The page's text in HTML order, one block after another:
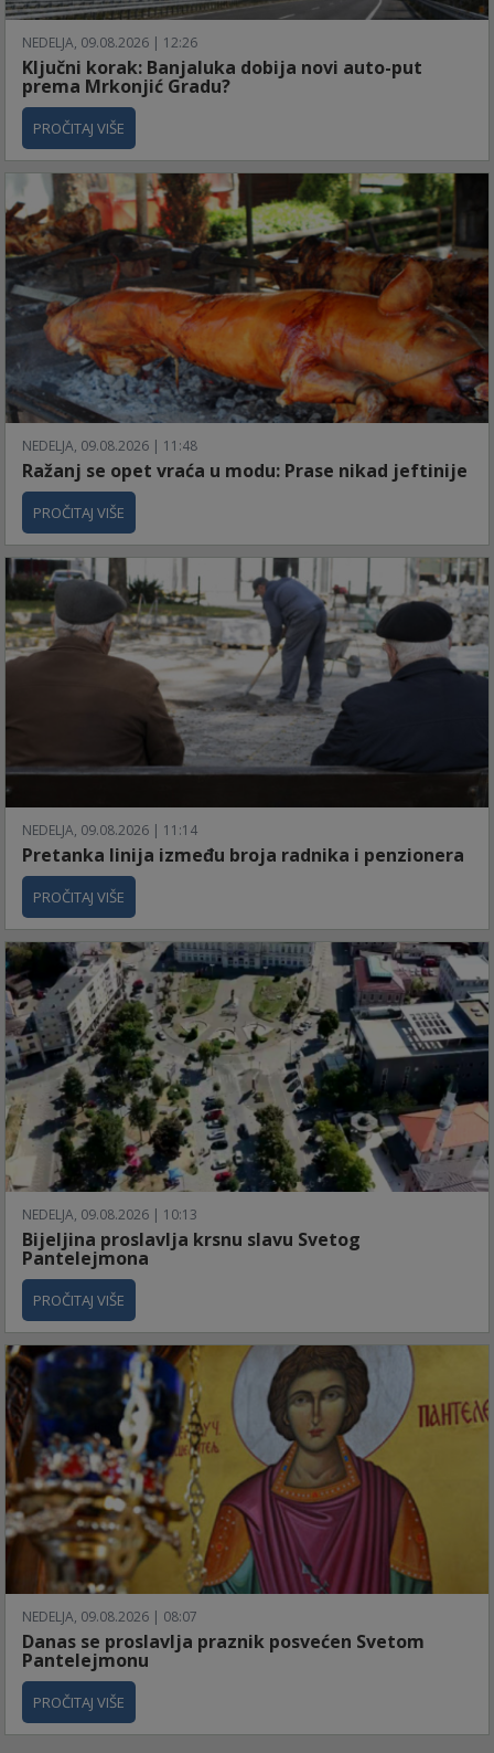
NEDELJA, 09.08.2026 | 12:26
Ključni korak: Banjaluka dobija novi auto-put
prema Mrkonjić Gradu?
PROČITAJ VIŠE
NEDELJA, 09.08.2026 | 11:48
Ražanj se opet vraća u modu: Prase nikad jeftinije
PROČITAJ VIŠE
NEDELJA, 09.08.2026 | 11:14
Pretanka linija između broja radnika i penzionera
PROČITAJ VIŠE
NEDELJA, 09.08.2026 | 10:13
Bijeljina proslavlja krsnu slavu Svetog
Pantelejmona
PROČITAJ VIŠE
NEDELJA, 09.08.2026 | 08:07
Danas se proslavlja praznik posvećen Svetom
Pantelejmonu
PROČITAJ VIŠE